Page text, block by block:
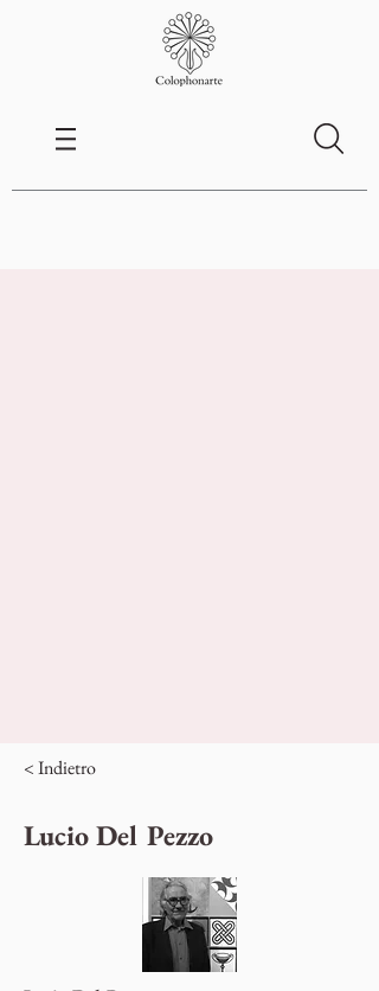
< Indietro
Lucio Del Pezzo